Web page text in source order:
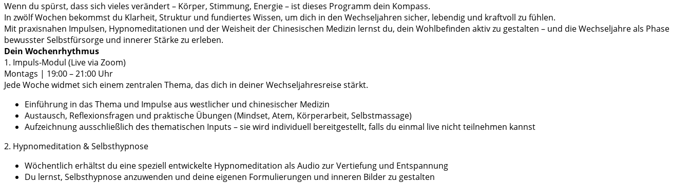
Wenn du spürst, dass sich vieles verändert – Körper, Stimmung, Energie – ist dieses Programm dein Kompass.
In zwölf Wochen bekommst du Klarheit, Struktur und fundiertes Wissen, um dich in den Wechseljahren sicher, lebendig und kraftvoll zu fühlen.
Mit praxisnahen Impulsen, Hypnomeditationen und der Weisheit der Chinesischen Medizin lernst du, dein Wohlbefinden aktiv zu gestalten – und die Wechseljahre als Phase
bewusster Selbstfürsorge und innerer Stärke zu erleben.
Dein Wochenrhythmus
1. Impuls-Modul (Live via Zoom)
Montags | 19:00 – 21:00 Uhr
Jede Woche widmet sich einem zentralen Thema, das dich in deiner Wechseljahresreise stärkt.
Einführung in das Thema und Impulse aus westlicher und chinesischer Medizin
Austausch, Reflexionsfragen und praktische Übungen (Mindset, Atem, Körperarbeit, Selbstmassage)
Aufzeichnung ausschließlich des thematischen Inputs – sie wird individuell bereitgestellt, falls du einmal live nicht teilnehmen kannst
2. Hypnomeditation & Selbsthypnose
Wöchentlich erhältst du eine speziell entwickelte Hypnomeditation als Audio zur Vertiefung und Entspannung
Du lernst, Selbsthypnose anzuwenden und deine eigenen Formulierungen und inneren Bilder zu gestalten